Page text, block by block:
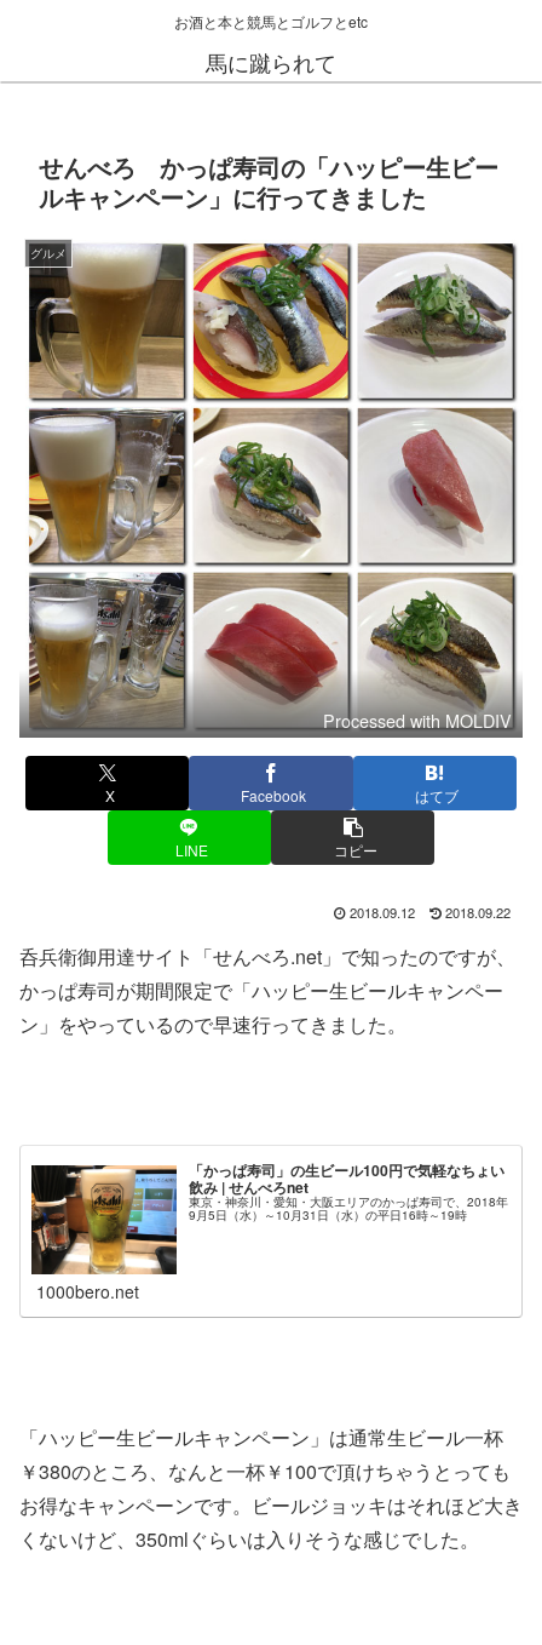
お酒と本と競馬とゴルフとetc
馬に蹴られて
せんべろ かっぱ寿司の「ハッピー生ビー
ルキャンペーン」に行ってきました
グルメ
Processed with MOLDIV
X Facebook はてブ
LINE コピー
2018.09.12 2018.09.22
呑兵衛御用達サイト「せんべろ.net」で知ったのですが、
かっぱ寿司が期間限定で「ハッピー生ビールキャンペー
ン」をやっているので早速行ってきました。
「かっぱ寿司」の生ビール100円で気軽なちょい
飲み | せんべろnet
東京・神奈川・愛知・大阪エリアのかっぱ寿司で、2018年
9月5日（水）～10月31日（水）の平日16時～19時
1000bero.net
「ハッピー生ビールキャンペーン」は通常生ビール一杯
￥380のところ、なんと一杯￥100で頂けちゃうとっても
お得なキャンペーンです。ビールジョッキはそれほど大き
くないけど、350mlぐらいは入りそうな感じでした。